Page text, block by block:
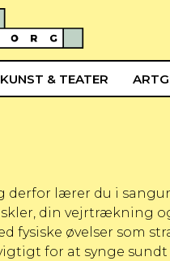
& TEATER
derfor lærer du i
din vejrtrækning
fysiske øvelser som
for at synge